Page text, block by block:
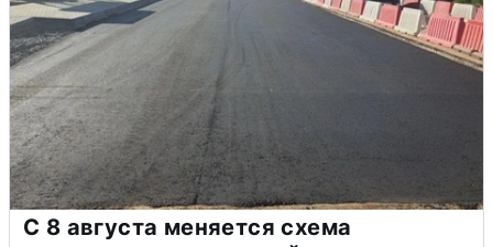
С 8 августа меняется схема